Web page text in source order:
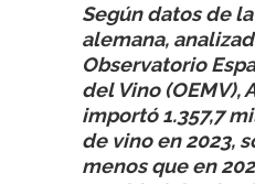
Según datos de
alemana,
Observatorio
del Vino (OEMV),
importó 1.357,7
de vino en 2023,
menos que en